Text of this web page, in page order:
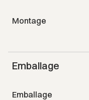
Montage
Emballage
Emballage